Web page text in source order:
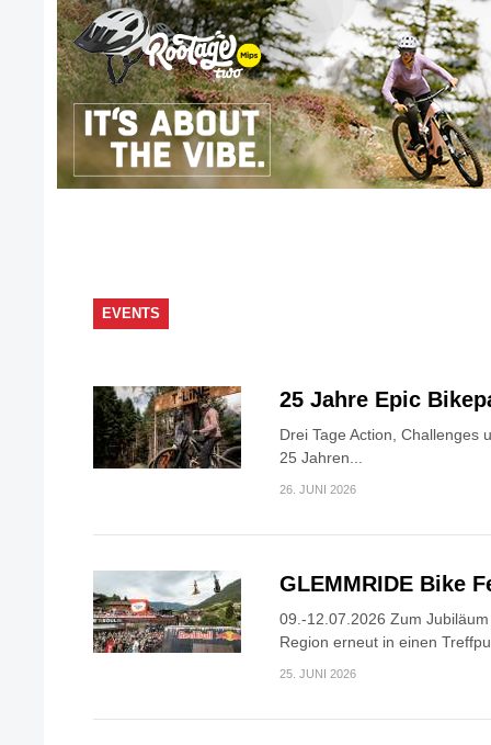
EVENTS
25 Jahre Epic
Drei Tage Action, Challenges
25 Jahren...
26. JUNI 2026
GLEMMRIDE Bike
09.-12.07.2026 Zum
Region erneut in einen
25. JUNI 2026